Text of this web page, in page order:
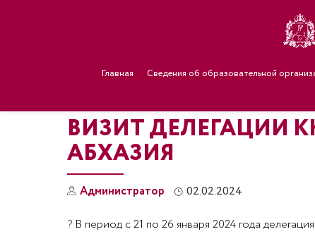
Главная Сведения об образовательной
ВИЗИТ ДЕЛЕГАЦИИ
АБХАЗИЯ
Администратор 02.02.2024
?В период с 21 по 26 января 2024 года